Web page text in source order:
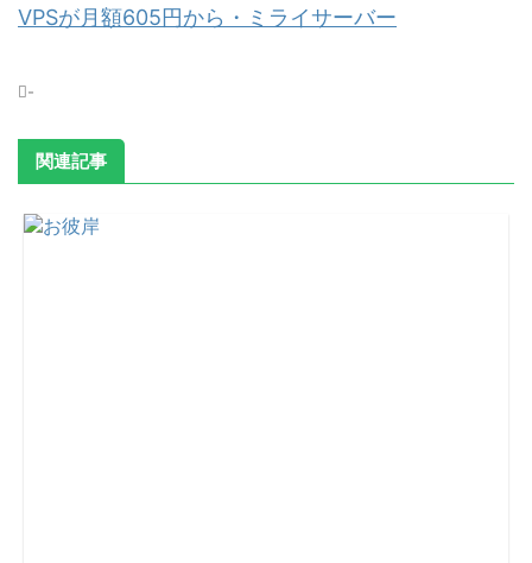
VPSが月額605円から・ミライサーバー
-
関連記事